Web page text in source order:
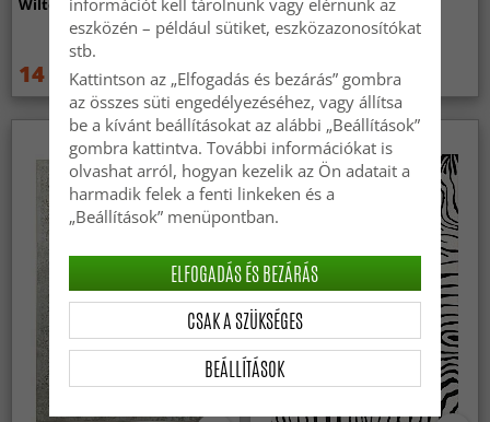
Wilton szőnyeg - Taknis (zöld)
14 959 Ft 19 949 Ft
Wilton szőnyeg - Elena
(bezs/arany)
14 959 Ft 19 949 Ft
információt kell tárolnunk vagy elérnünk az
eszközén – például sütiket, eszközazonosítókat
stb.
Kattintson az „Elfogadás és bezárás” gombra
az összes süti engedélyezéséhez, vagy állítsa
be a kívánt beállításokat az alábbi „Beállítások”
gombra kattintva. További információkat is
olvashat arról, hogyan kezelik az Ön adatait a
harmadik felek a fenti linkeken és a
„Beállítások” menüpontban.
BEÁLLÍTÁSOK
CSAK A SZÜKSÉGES
ELFOGADÁS ÉS BEZÁRÁS